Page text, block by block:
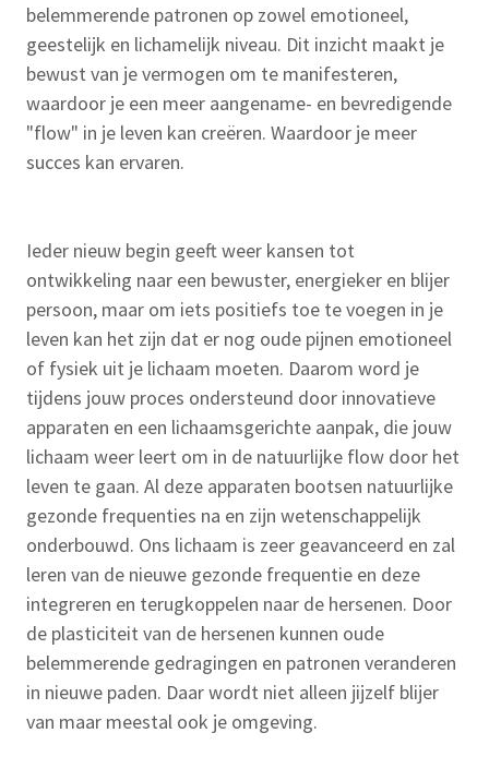
belemmerende patronen op zowel emotioneel,
geestelijk en lichamelijk niveau. Dit inzicht maakt je
bewust van je vermogen om te manifesteren,
waardoor je een meer aangename- en bevredigende
"flow" in je leven kan creëren. Waardoor je meer
succes kan ervaren.
Ieder nieuw begin geeft weer kansen tot
ontwikkeling naar een bewuster, energieker en blijer
persoon, maar om iets positiefs toe te voegen in je
leven kan het zijn dat er nog oude pijnen emotioneel
of fysiek uit je lichaam moeten. Daarom word je
tijdens jouw proces ondersteund door innovatieve
apparaten en een lichaamsgerichte aanpak, die jouw
lichaam weer leert om in de natuurlijke flow door het
leven te gaan. Al deze apparaten bootsen natuurlijke
gezonde frequenties na en zijn wetenschappelijk
onderbouwd. Ons lichaam is zeer geavanceerd en zal
leren van de nieuwe gezonde frequentie en deze
integreren en terugkoppelen naar de hersenen. Door
de plasticiteit van de hersenen kunnen oude
belemmerende gedragingen en patronen veranderen
in nieuwe paden. Daar wordt niet alleen jijzelf blijer
van maar meestal ook je omgeving.